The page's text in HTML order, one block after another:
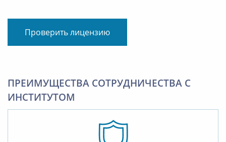
Проверить лицензию
ПРЕИМУЩЕСТВА СОТРУДНИЧЕСТВА С
ИНСТИТУТОМ